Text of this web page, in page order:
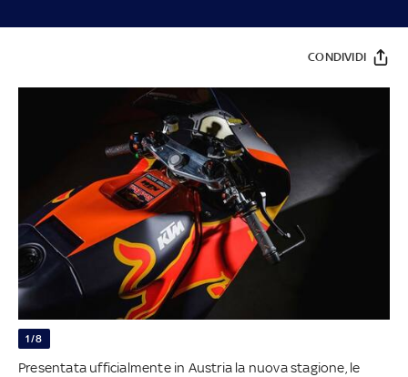
CONDIVIDI
1/8
Presentata ufficialmente in Austria la nuova stagione, le